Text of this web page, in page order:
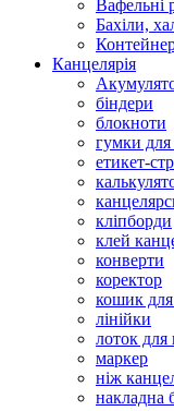
Вафельні
Бахіли,
Канцелярія
біндери
блокноти
гумки
етикет-
кліпборди
клей
конверти
коректор
кошик
лінійки
лоток для
маркер
ніж
накладна